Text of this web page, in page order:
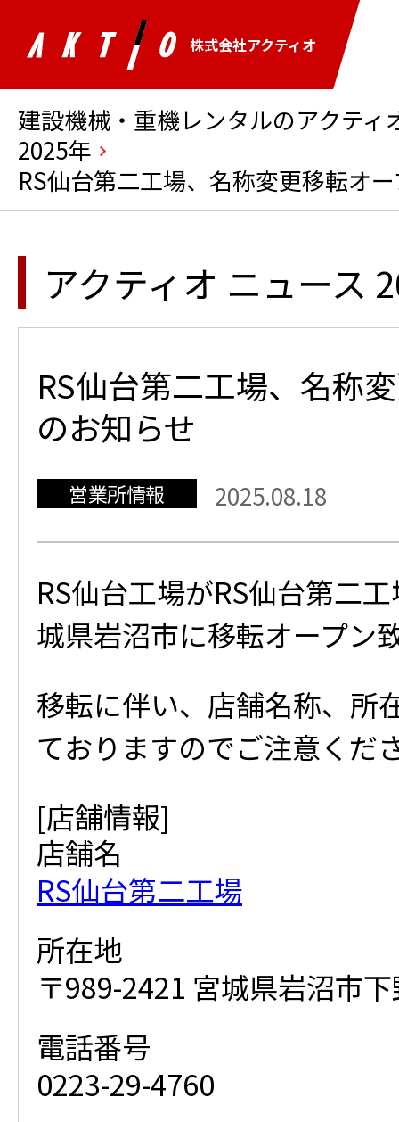
株式会社アクティオ
建設機械・重機レンタルのアクティ
2025年
RS仙台第二工場、名称変更移転オ
アクティオ ニュース
RS仙台第二工場、名称
のお知らせ
営業所情報 2025.08.18
RS仙台工場がRS仙台第二
城県岩沼市に移転オープン
移転に伴い、店舗名称、所
ておりますのでご注意くだ
[店舗情報]
店舗名
RS仙台第二工場
所在地
〒989-2421 宮城県岩沼市
電話番号
0223-29-4760